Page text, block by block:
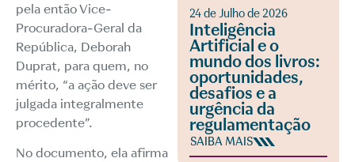
pela então Vice-
Procuradora-Geral da
República, Deborah
Duprat, para quem, no
mérito, “a ação deve ser
julgada integralmente
procedente”.
No documento, ela afirma
24 de Julho de 2026
Inteligência
Artificial e o
mundo dos livros:
oportunidades,
desafios e a
urgência da
regulamentação
SAIBA MAIS